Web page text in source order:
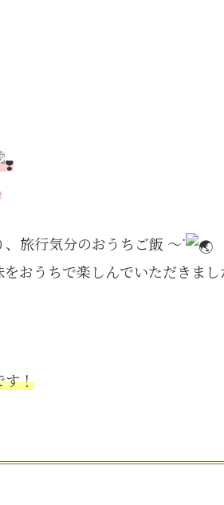
旅行気分のおうちご飯 〜ᐝ
おうちで楽しんでいただきま
す！